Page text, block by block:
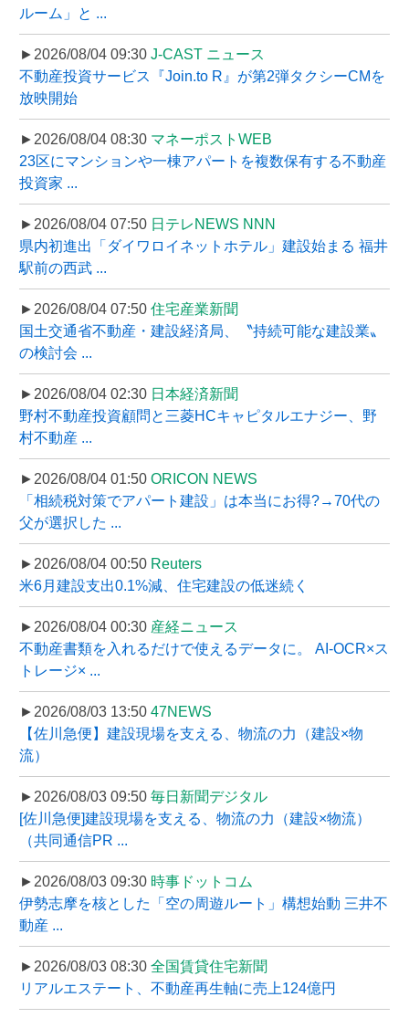
ルーム」と ...
►2026/08/04 09:30 J-CAST ニュース
不動産投資サービス『Join.to R』が第2弾タクシーCMを
放映開始
►2026/08/04 08:30 マネーポストWEB
23区にマンションや一棟アパートを複数保有する不動産
投資家 ...
►2026/08/04 07:50 日テレNEWS NNN
県内初進出「ダイワロイネットホテル」建設始まる 福井
駅前の西武 ...
►2026/08/04 07:50 住宅産業新聞
国土交通省不動産・建設経済局、〝持続可能な建設業〟
の検討会 ...
►2026/08/04 02:30 日本経済新聞
野村不動産投資顧問と三菱HCキャピタルエナジー、野
村不動産 ...
►2026/08/04 01:50 ORICON NEWS
「相続税対策でアパート建設」は本当にお得?→70代の
父が選択した ...
►2026/08/04 00:50 Reuters
米6月建設支出0.1%減、住宅建設の低迷続く
►2026/08/04 00:30 産経ニュース
不動産書類を入れるだけで使えるデータに。 AI-OCR×ス
トレージ× ...
►2026/08/03 13:50 47NEWS
【佐川急便】建設現場を支える、物流の力（建設×物
流）
►2026/08/03 09:50 毎日新聞デジタル
[佐川急便]建設現場を支える、物流の力（建設×物流）
（共同通信PR ...
►2026/08/03 09:30 時事ドットコム
伊勢志摩を核とした「空の周遊ルート」構想始動 三井不
動産 ...
►2026/08/03 08:30 全国賃貸住宅新聞
リアルエステート、不動産再生軸に売上124億円